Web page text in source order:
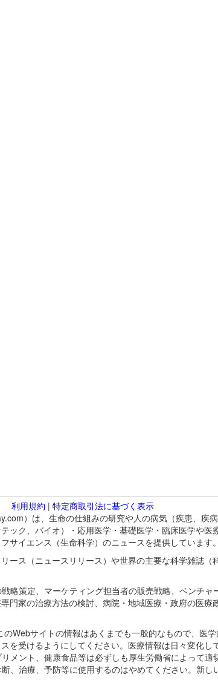
利用規約 | 特定商取引法に基づく表示
）は、生命の仕組みの研究や人の病気（疾患、疾
ック、バイオ）・応用医学・基礎医学・臨床医学や
サイエンス（生命科学）のニュースを提供しています
ース（ニュースリリース）や世界の主要な科学雑誌
略策定、マーケティング担当者の販売戦略、ベンチ
門家の治療方法の検討、病院・地域医療・政府の医
Webサイトの情報はあくまでも一般的なもので、医
を受けるようにしてください。医療情報は日々変化
メント、健康食品等は必ずしも厚生労働省によって
、治療、予防等に使用するのはやめてください。新